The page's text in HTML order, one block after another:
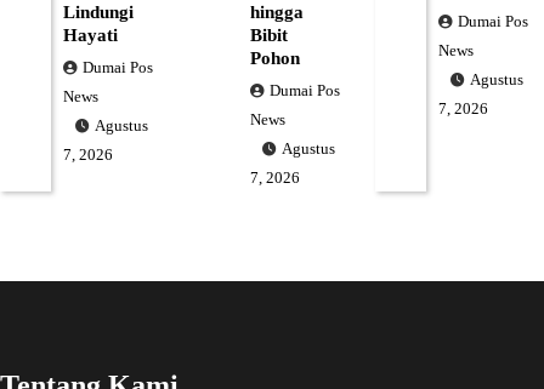
Lindungi
Hayati
Dumai Pos
News
Agustus
7, 2026
hingga
Bibit
Pohon
Dumai Pos
News
Agustus
7, 2026
Dumai Pos
News
Agustus
7, 2026